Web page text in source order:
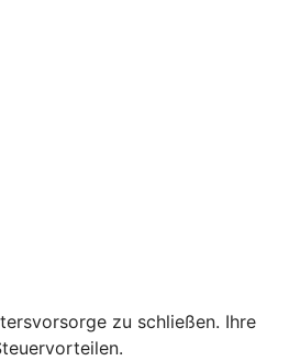
zu schließen. Ihre